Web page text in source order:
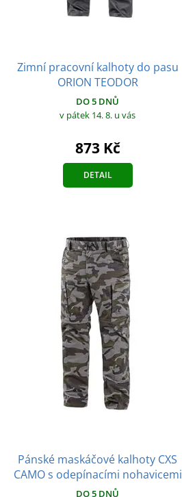
Zimní pracovní kalhoty do pasu
ORION TEODOR
DO 5 DNŮ
v pátek 14. 8. u vás
873 Kč
DETAIL
Pánské maskáčové kalhoty CXS
CAMO s odepínacími nohavicemi
DO 5 DNŮ